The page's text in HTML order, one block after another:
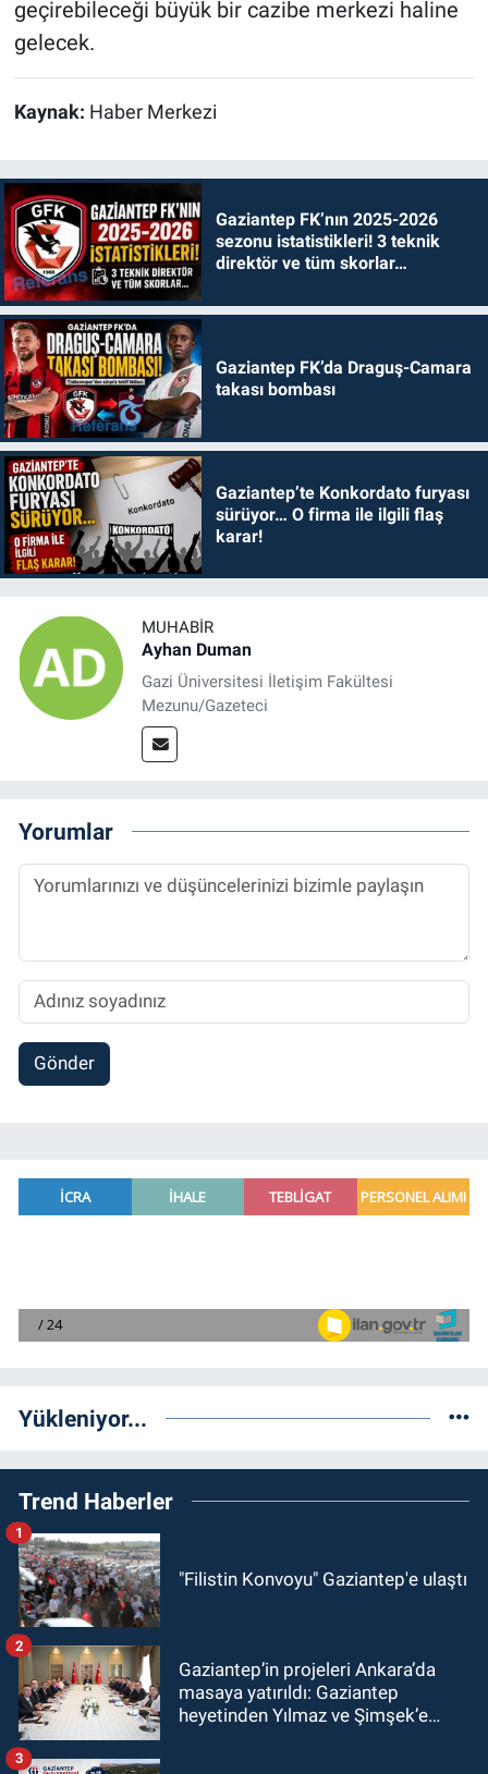
geçirebileceği büyük bir cazibe merkezi haline
gelecek.
Kaynak: Haber Merkezi
Gaziantep FK’nın 2025-2026
sezonu istatistikleri! 3 teknik
direktör ve tüm skorlar…
Gaziantep FK’da Draguş-Camara
takası bombası
Gaziantep’te Konkordato furyası
sürüyor… O firma ile ilgili flaş
karar!
MUHABIR
Ayhan Duman
Gazi Üniversitesi İletişim Fakültesi
Mezunu/Gazeteci
Yorumlar
Gönder
Yükleniyor...
Trend Haberler
"Filistin Konvoyu" Gaziantep'e ulaştı
1
Gaziantep’in projeleri Ankara’da
masaya yatırıldı: Gaziantep
heyetinden Yılmaz ve Şimşek’e
2
3